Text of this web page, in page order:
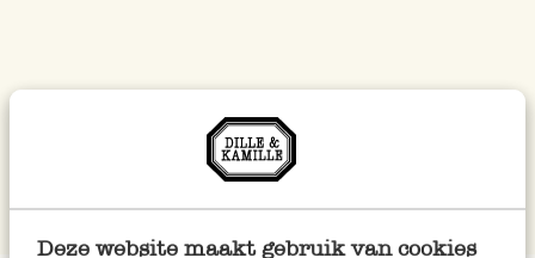
Deze website maakt gebruik van cookies